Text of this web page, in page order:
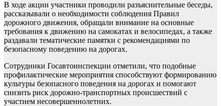
В ходе акции участники проводили разъяснительные беседы,
рассказывали о необходимости соблюдения Правил
дорожного движения, обращали внимание на основные
требования к движению на самокатах и велосипедах, а также
раздавали тематические памятки с рекомендациями по
безопасному поведению на дорогах.
Сотрудники Госавтоинспекции отметили, что подобные
профилактические мероприятия способствуют формированию
культуры безопасного поведения на дорогах и помогают
снизить риск дорожно-транспортных происшествий с
участием несовершеннолетних.